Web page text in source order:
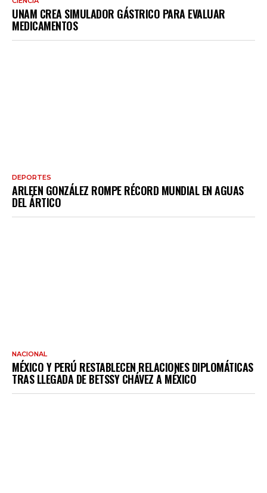
UNAM CREA SIMULADOR GÁSTRICO PARA EVALUAR
MEDICAMENTOS
DEPORTES
ARLEEN GONZÁLEZ ROMPE RÉCORD MUNDIAL EN AGUAS
DEL ÁRTICO
NACIONAL
MÉXICO Y PERÚ RESTABLECEN RELACIONES DIPLOMÁTICAS
TRAS LLEGADA DE BETSSY CHÁVEZ A MÉXICO